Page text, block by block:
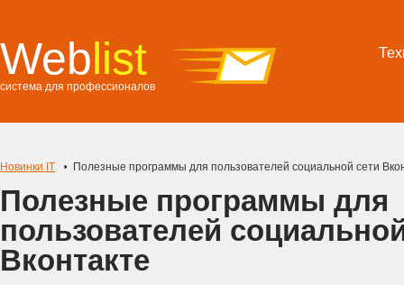
Weblist
система для профессионалов
Новинки IT Полезные программы для пользователей социальной сети
Полезные программы для
пользователей
Вконтакте